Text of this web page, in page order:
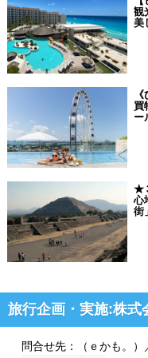
観
美
買
ー
★
心
街
旅行企画・実施:株式
問合せ先：（ｅかも。